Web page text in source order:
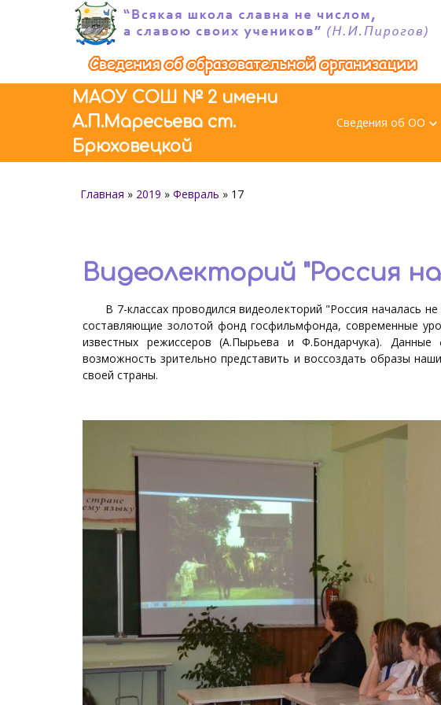
МАОУ СОШ № 2 имени
А.П.Маресьева ст.
Брюховецкой
Cведения об ОО keyboard_arrow_down
Главная » 2019 » Февраль » 17
Видеолекторий "Россия
В 7-классах проводился видеолекторий "Россия началась
составляющие золотой фонд госфильмфонда, современные
известных режиссеров (А.Пырьева и Ф.Бондарчука).
возможность зрительно представить и воссоздать образы
своей страны.